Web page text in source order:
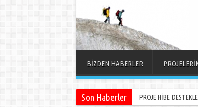
BİZDEN HABERLER
Son Haberler PROJE HİBE